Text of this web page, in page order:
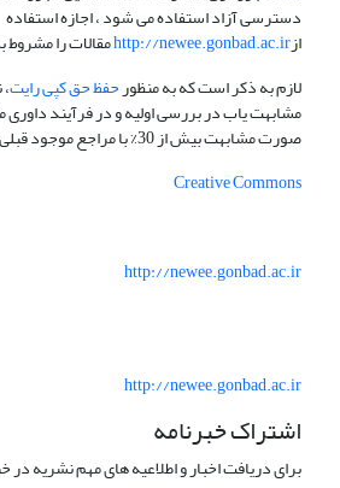
دسترسی آزاد استفاده می شود ، اجازه استفاده
ازhttp://newee.gonbad.ac.irمقالات را
لازم به ذکر است که به منظورحفظ حق کپی رایت
مشابهت یاب در بررسی اولیه و در فرآیند داوری
صورت مشابهت بیش از 30% با مراجع موجود قبلی، مقاله رد خواهد شد.
Creative Commons
http://newee.gonbad.ac.ir
http://newee.gonbad.ac.ir
اشتراک خبرنامه
برای دریافت اخبار و اطلاعیه های مهم نشریه